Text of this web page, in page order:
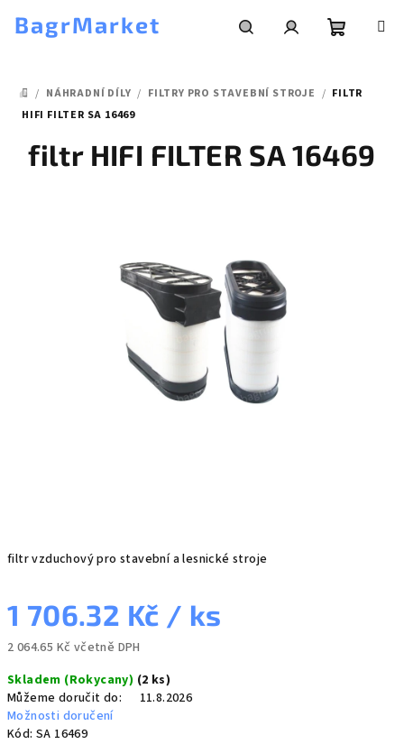
BagrMarket
DOMŮ
/ NÁHRADNÍ DÍLY / FILTRY PRO STAVEBNÍ STROJE / FILTR
HIFI FILTER SA 16469
filtr vzduchový pro stavební a lesnické stroje
1 706.32 Kč / ks
2 064.65 Kč včetně DPH
cena:
Skladem (Rokycany) (2 ks)
Můžeme doručit do:
11.8.2026
Možnosti doručení
Kód: SA 16469
filtr HIFI FILTER SA 16469